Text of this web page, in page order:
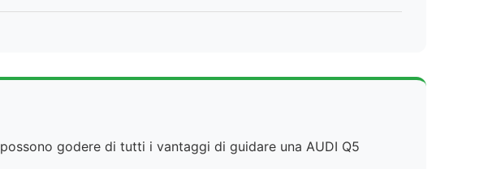
possono godere di tutti i vantaggi di guidare una AUDI Q5